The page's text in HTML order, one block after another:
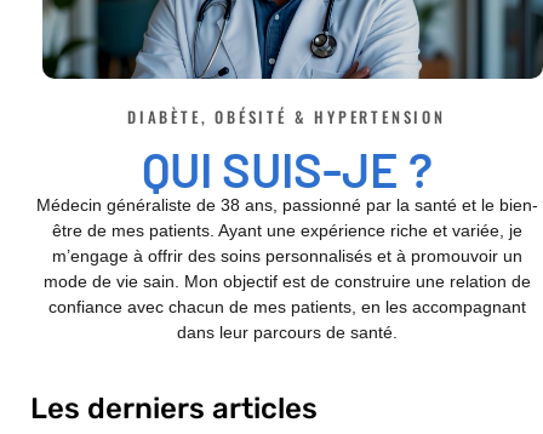
DIABÈTE, OBÉSITÉ & HYPERTENSION
QUI SUIS-JE ?
Médecin généraliste de 38 ans, passionné par la santé et le bien-
être de mes patients. Ayant une expérience riche et variée, je
m’engage à offrir des soins personnalisés et à promouvoir un
mode de vie sain. Mon objectif est de construire une relation de
confiance avec chacun de mes patients, en les accompagnant
dans leur parcours de santé.
Les derniers articles